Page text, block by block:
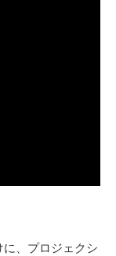
、プロジェクシ